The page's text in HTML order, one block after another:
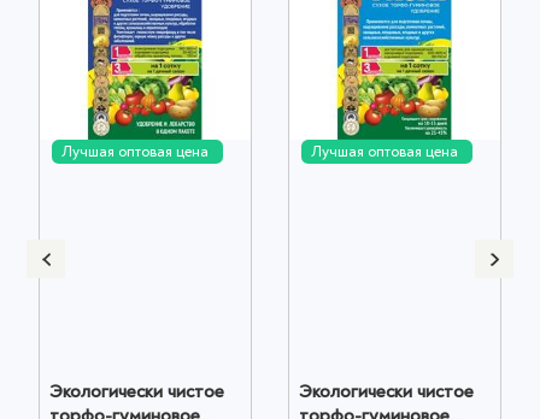
Лучшая оптовая цена
Экологически чистое
Лучшая оптовая цена
Экологически чистое